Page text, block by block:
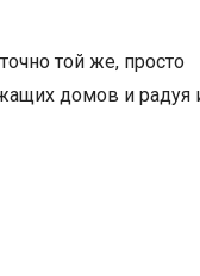
той же, просто
домов и радуя